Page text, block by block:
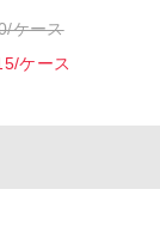
ケース
ケース